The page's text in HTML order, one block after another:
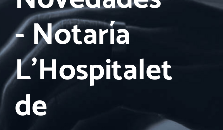
- Notaría
L'Hospitalet
de